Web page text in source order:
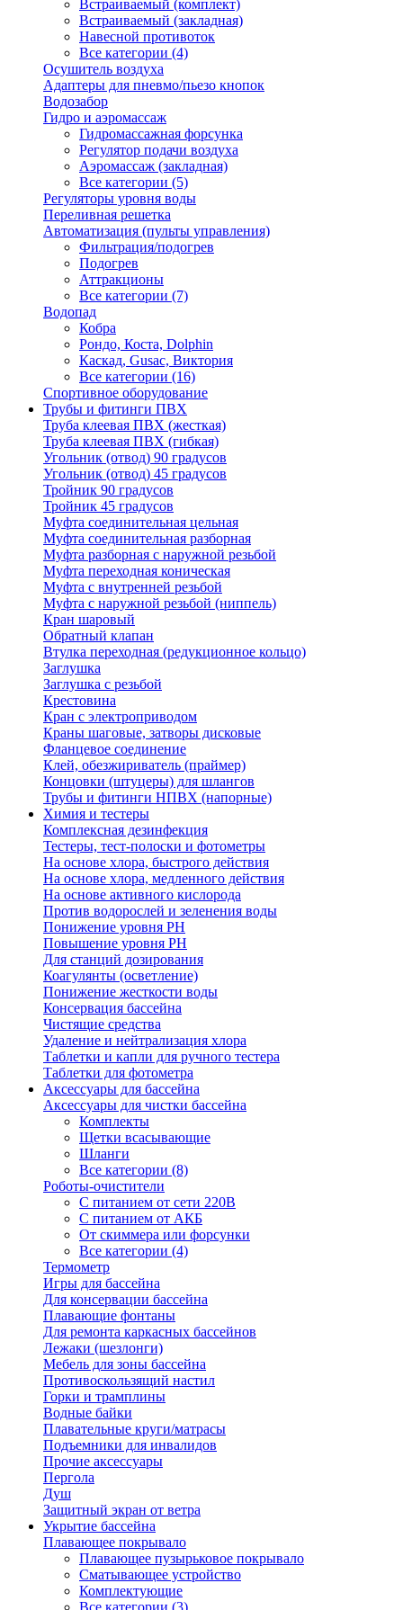
Встраиваемый (комплект)
Встраиваемый (закладная)
Навесной противоток
Все категории (4)
Осушитель воздуха
Адаптеры для пневмо/пьезо кнопок
Водозабор
Гидро и аэромассаж
Гидромассажная форсунка
Регулятор подачи воздуха
Аэромассаж (закладная)
Все категории (5)
Регуляторы уровня воды
Переливная решетка
Автоматизация (пульты управления)
Фильтрация/подогрев
Подогрев
Аттракционы
Все категории (7)
Водопад
Кобра
Рондо, Коста, Dolphin
Каскад, Gusac, Виктория
Все категории (16)
Спортивное оборудование
Трубы и фитинги ПВХ
Труба клеевая ПВХ (жесткая)
Труба клеевая ПВХ (гибкая)
Угольник (отвод) 90 градусов
Угольник (отвод) 45 градусов
Тройник 90 градусов
Тройник 45 градусов
Муфта соединительная цельная
Муфта соединительная разборная
Муфта разборная с наружной резьбой
Муфта переходная коническая
Муфта с внутренней резьбой
Муфта с наружной резьбой (ниппель)
Кран шаровый
Обратный клапан
Втулка переходная (редукционное кольцо)
Заглушка
Заглушка с резьбой
Крестовина
Кран с электроприводом
Краны шаговые, затворы дисковые
Фланцевое соединение
Клей, обезжириватель (праймер)
Концовки (штуцеры) для шлангов
Трубы и фитинги НПВХ (напорные)
Химия и тестеры
Комплексная дезинфекция
Тестеры, тест-полоски и фотометры
На основе хлора, быстрого действия
На основе хлора, медленного действия
На основе активного кислорода
Против водорослей и зеленения воды
Понижение уровня РН
Повышение уровня РН
Для станций дозирования
Коагулянты (осветление)
Понижение жесткости воды
Консервация бассейна
Чистящие средства
Удаление и нейтрализация хлора
Таблетки и капли для ручного тестера
Таблетки для фотометра
Аксессуары для бассейна
Аксессуары для чистки бассейна
Комплекты
Щетки всасывающие
Шланги
Все категории (8)
Роботы-очистители
С питанием от сети 220В
С питанием от АКБ
От скиммера или форсунки
Все категории (4)
Термометр
Игры для бассейна
Для консервации бассейна
Плавающие фонтаны
Для ремонта каркасных бассейнов
Лежаки (шезлонги)
Мебель для зоны бассейна
Противоскользящий настил
Горки и трамплины
Водные байки
Плавательные круги/матрасы
Подъемники для инвалидов
Прочие аксессуары
Пергола
Душ
Защитный экран от ветра
Укрытие бассейна
Плавающее покрывало
Плавающее пузырьковое покрывало
Сматывающее устройство
Комплектующие
Все категории (3)